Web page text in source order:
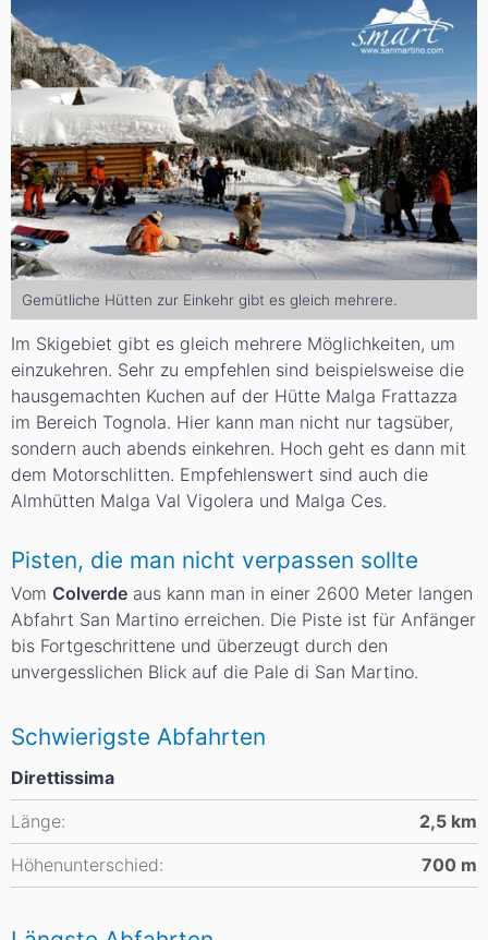
Gemütliche Hütten zur Einkehr gibt es gleich mehrere.
Im Skigebiet gibt es gleich mehrere Möglichkeiten, um
einzukehren. Sehr zu empfehlen sind beispielsweise die
hausgemachten Kuchen auf der Hütte Malga Frattazza
im Bereich Tognola. Hier kann man nicht nur tagsüber,
sondern auch abends einkehren. Hoch geht es dann mit
dem Motorschlitten. Empfehlenswert sind auch die
Almhütten Malga Val Vigolera und Malga Ces.
Pisten, die man nicht verpassen sollte
Vom Colverde aus kann man in einer 2600 Meter langen
Abfahrt San Martino erreichen. Die Piste ist für Anfänger
bis Fortgeschrittene und überzeugt durch den
unvergesslichen Blick auf die Pale di San Martino.
Schwierigste Abfahrten
Direttissima
Länge:
2,5 km
Höhenunterschied:
700 m